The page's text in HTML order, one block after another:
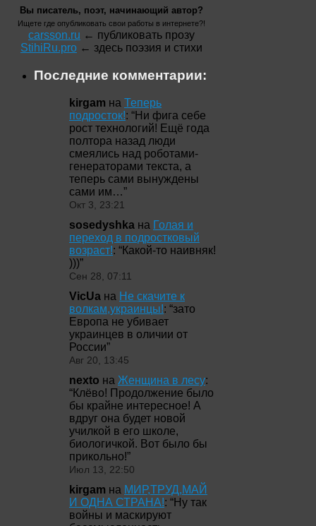
Вы писатель, поэт, начинающий автор?
Ищете где опубликовать свои работы в интернете?!
carsson.ru ← публиковать прозу
StihiRu.pro ← здесь поэзия и стихи
Последние комментарии:
kirgam на Теперь
подросток!: “Ни фига себе
рост технологий! Ещё года
полтора назад люди
смеялись над роботами-
генераторами текста, а
теперь сами вынуждены
сами им…”
Окт 3, 23:21
sosedyshka на Голая и
переход в подростковый
возраст!: “Какой-то наивняк!
)))”
Сен 28, 07:11
VicUa на Не скачите к
волкам,украинцы!: “зато
Европа не убивает
украинцев в оличии от
России”
Авг 20, 13:45
nexto на Женщина в лесу:
“Клёво! Продолжение было
бы крайне интересное! А
вдруг она будет новой
училкой в его школе,
биологичкой. Вот было бы
прикольно!”
Июл 13, 22:50
kirgam на МИР,ТРУД,МАЙ
И ОДНА СТРАНА!: “Ну так
войны и маскируют